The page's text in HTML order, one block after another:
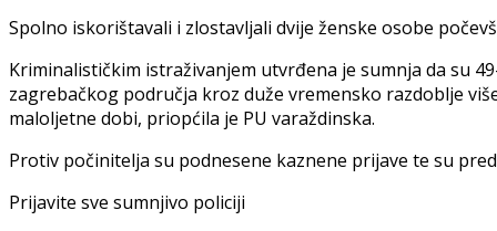
Spolno iskorištavali i zlostavljali dvije ženske osobe
Kriminalističkim istraživanjem utvrđena je sumnja da su
zagrebačkog područja kroz duže vremensko razdoblje
maloljetne dobi, priopćila je PU varaždinska.
Protiv počinitelja su podnesene kaznene prijave te su
Prijavite sve sumnjivo policiji